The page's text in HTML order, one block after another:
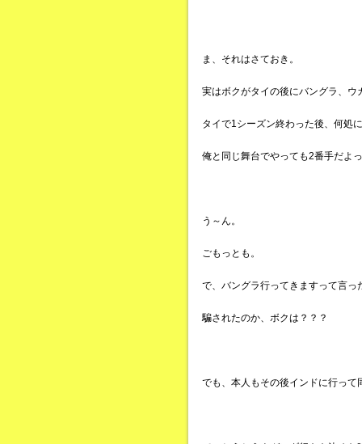
ま、それはさておき。
実はボクがタイの後にバングラ、
タイで1シーズン終わった後、何処
俺と同じ舞台でやっても2番手だよ
う～ん。
ごもっとも。
で、バングラ行ってきますって言
騙されたのか、ボクは？？？
でも、本人もその後インドに行っ